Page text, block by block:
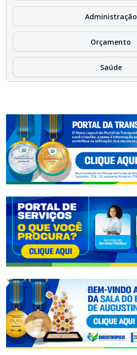
Administração
Orçamento
Saúde